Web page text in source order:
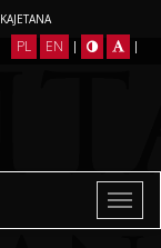
PL EN | |